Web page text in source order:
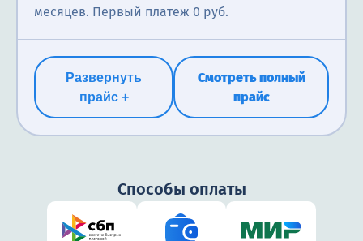
месяцев. Первый платеж 0 руб.
Развернуть
прайс +
Смотреть полный
прайс
Способы оплаты